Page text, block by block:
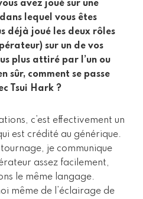
avez joué sur une
lequel vous êtes
déjà joué les deux rôles
sur un de vos
plus attiré par l’un ou
sûr, comment se passe
Tsui Hark ?
c’est effectivement un
est crédité au générique.
tournage, je communique
assez facilement,
le même langage.
même de l’éclairage de